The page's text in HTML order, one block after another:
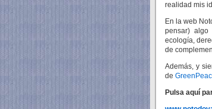
realidad mis
En la web
pensar) algo
ecología,
de
Además, y
de
Pulsa aquí